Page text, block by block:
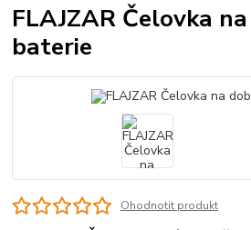
FLAJZAR Čelovka
baterie
Ohodnotit produkt